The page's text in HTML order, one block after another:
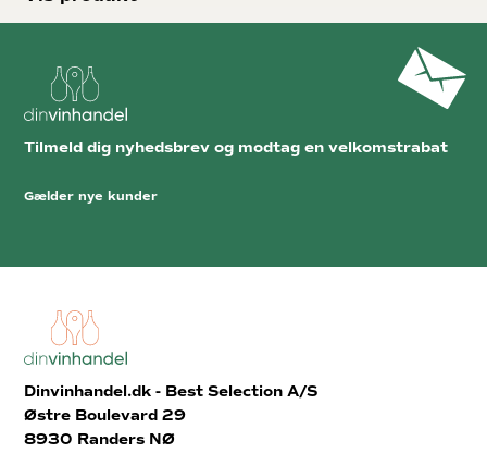
Dinvinhandel.dk - Best Selection A/S
Østre Boulevard 29
8930 Randers NØ
Tilmeld dig nyhedsbrev og modtag en velkomstrabat
Gælder nye kunder